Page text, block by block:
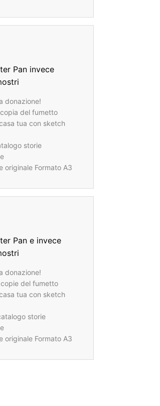
Pan invece
donazione!
del fumetto
tua con sketch
storie
originale Formato A3
Pan e invece
donazione!
del fumetto
tua con sketch
storie
originale Formato A3